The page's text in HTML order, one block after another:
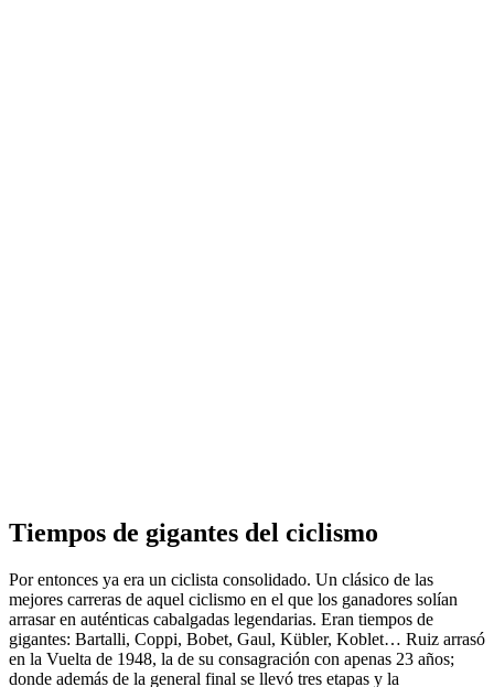
Tiempos de gigantes del ciclismo
Por entonces ya era un ciclista consolidado. Un clásico de las
mejores carreras de aquel ciclismo en el que los ganadores solían
arrasar en auténticas cabalgadas legendarias. Eran tiempos de
gigantes: Bartalli, Coppi, Bobet, Gaul, Kübler, Koblet… Ruiz arrasó
en la Vuelta de 1948, la de su consagración con apenas 23 años;
donde además de la general final se llevó tres etapas y la